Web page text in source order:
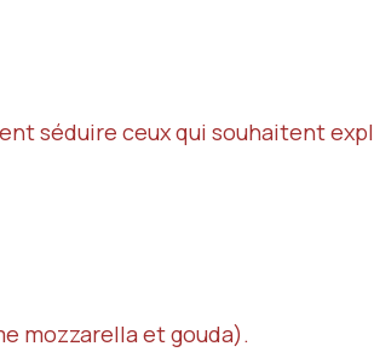
séduire ceux qui souhaitent
mozzarella et gouda).